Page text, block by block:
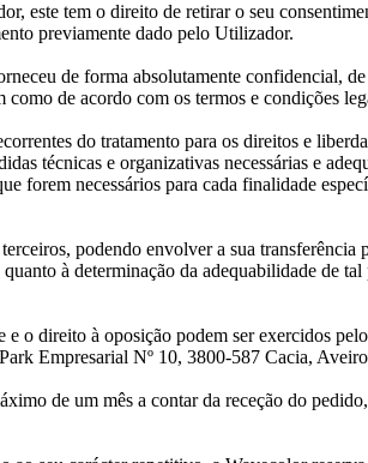
este tem o direito de retirar o seu
previamente dado pelo Utilizador.
de forma absolutamente confidencial,
de acordo com os termos e condições
do tratamento para os direitos e
técnicas e organizativas necessárias e
forem necessários para cada finalidade
podendo envolver a sua
à determinação da adequabilidade de
o direito à oposição podem ser exercidos
Empresarial Nº 10, 3800-587 Cacia,
de um mês a contar da receção do